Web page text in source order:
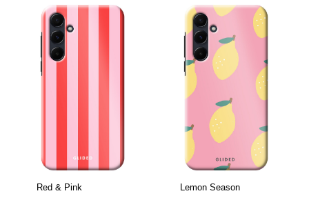
Red & Pink
Lemon Season